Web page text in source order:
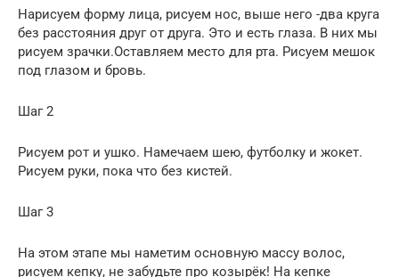
Нарисуем форму лица, рисуем нос, выше него -два круга
без расстояния друг от друга. Это и есть глаза. В них мы
рисуем зрачки.Оставляем место для рта. Рисуем мешок
под глазом и бровь.
Шаг 2
Рисуем рот и ушко. Намечаем шею, футболку и жокет.
Рисуем руки, пока что без кистей.
Шаг 3
На этом этапе мы наметим основную массу волос,
рисуем кепку, не забудьте про козырёк! На кепке